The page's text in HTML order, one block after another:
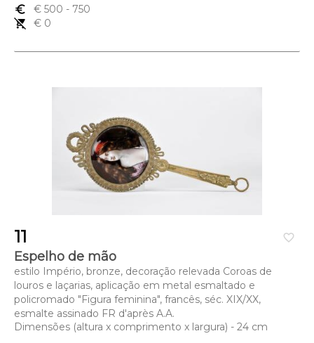
euro_symbol € 500 - 750
remove_shopping_cart
€ 0
favorite_border
11
Espelho de mão
estilo Império, bronze, decoração relevada Coroas de
louros e laçarias, aplicação em metal esmaltado e
policromado "Figura feminina", francês, séc. XIX/XX,
esmalte assinado FR d'après A.A.
Dimensões (altura x comprimento x largura) - 24 cm